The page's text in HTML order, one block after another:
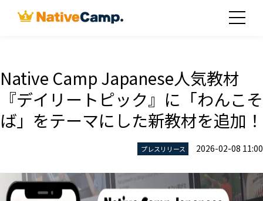
Native Camp Japanese人気教材
『デイリートピック』に「わんこそ
ば」をテーマにした新教材を追加！
プレスリリース 2026-02-08 11:00